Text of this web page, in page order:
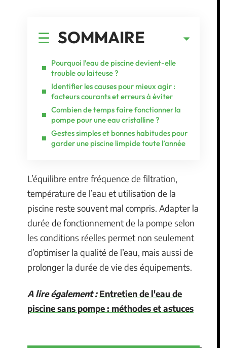
SOMMAIRE
Pourquoi l’eau de piscine devient-elle
trouble ou laiteuse ?
Identifier les causes pour mieux agir :
facteurs courants et erreurs à éviter
Combien de temps faire fonctionner la
pompe pour une eau cristalline ?
Gestes simples et bonnes habitudes pour
garder une piscine limpide toute l’année
L’équilibre entre fréquence de filtration,
température de l’eau et utilisation de la
piscine reste souvent mal compris. Adapter la
durée de fonctionnement de la pompe selon
les conditions réelles permet non seulement
d’optimiser la qualité de l’eau, mais aussi de
prolonger la durée de vie des équipements.
A lire également : Entretien de l'eau de
piscine sans pompe : méthodes et astuces